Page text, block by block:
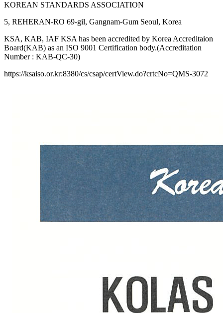
KOREAN STANDARDS ASSOCIATION
5, REHERAN-RO 69-gil, Gangnam-Gum Seoul, Korea
KSA, KAB, IAF KSA has been accredited by Korea Accreditaion
Board(KAB) as an ISO 9001 Certification body.(Accreditation
Number : KAB-QC-30)
https://ksaiso.or.kr:8380/cs/csap/certView.do?crtcNo=QMS-3072